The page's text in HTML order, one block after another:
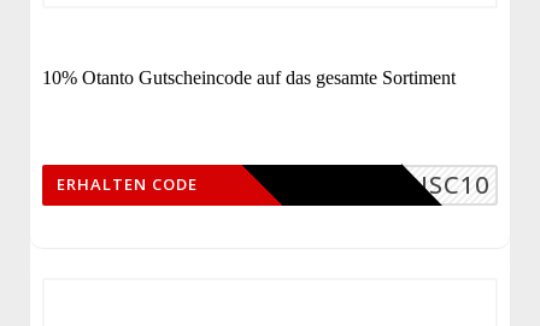
10% Otanto Gutscheincode auf das gesamte Sortiment
DISC10
ERHALTEN CODE